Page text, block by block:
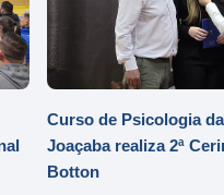
Curso de Psicologia
Joaçaba realiza 2ª
Botton